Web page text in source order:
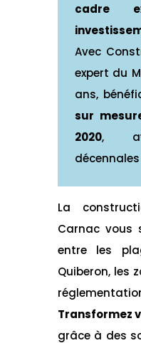
cadre
Avec
expert du
ans,
sur
2020,
La
Carnac vous
entre les
Quiberon, les
Transformez
grâce à des